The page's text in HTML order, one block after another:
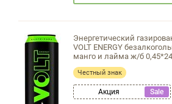
Энергетический
VOLT ENERGY
манго и лайма ж/б 0,45*24
Честный знак
Акция Sale